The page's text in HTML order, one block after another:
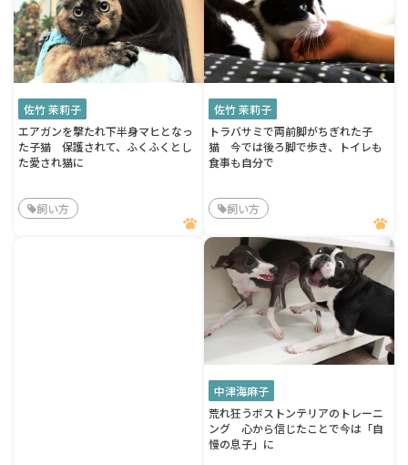
佐竹 茉莉子
エアガンを撃たれ下半身マヒとなっ
た子猫 保護されて、ふくふくとし
た愛され猫に
飼い方
佐竹 茉莉子
トラバサミで両前脚がちぎれた子
猫 今では後ろ脚で歩き、トイレも
食事も自分で
飼い方
中津海麻子
荒れ狂うボストンテリアのトレーニ
ング 心から信じたことで今は「自
慢の息子」に